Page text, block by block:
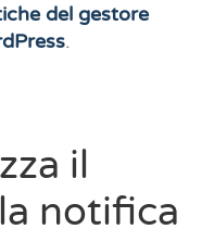
del gestore
.
il
notifica